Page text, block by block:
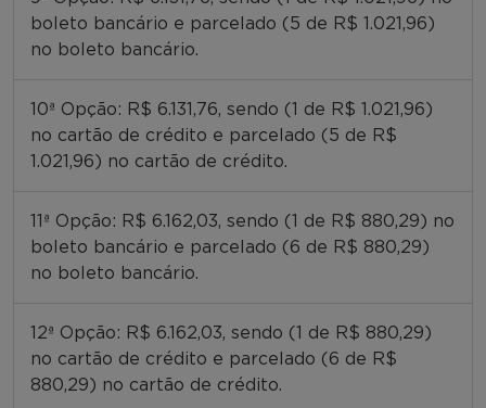
boleto bancário e parcelado (5 de R$ 1.021,96)
no boleto bancário.
10ª Opção: R$ 6.131,76, sendo (1 de R$ 1.021,96)
no cartão de crédito e parcelado (5 de R$
1.021,96) no cartão de crédito.
11ª Opção: R$ 6.162,03, sendo (1 de R$ 880,29) no
boleto bancário e parcelado (6 de R$ 880,29)
no boleto bancário.
12ª Opção: R$ 6.162,03, sendo (1 de R$ 880,29)
no cartão de crédito e parcelado (6 de R$
880,29) no cartão de crédito.